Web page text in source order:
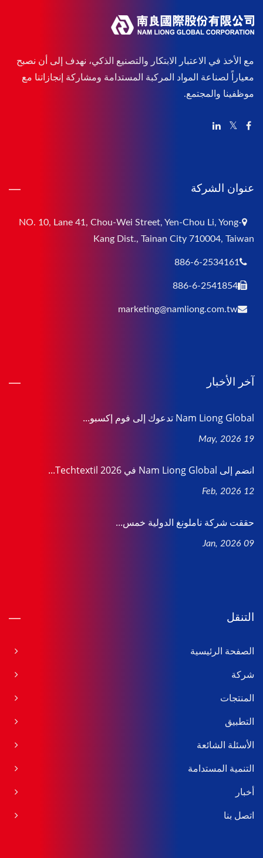
مع الأخذ في الاعتبار الابتكار والتصنيع الذكي، نهدف إلى أن نصبح
معياراً لصناعة المواد المركبة المستدامة ومشاركة إنجازاتنا مع
موظفينا والمجتمع.
عنوان الشركة
NO. 10, Lane 41, Chou-Wei Street, Yen-Chou Li, Yong-
Kang Dist., Tainan City 710004, Taiwan
886-6-2534161
886-6-2541854
marketing@namliong.com.tw
آخر الأخبار
Nam Liong Global تدعوك إلى فوم إكسبو...
19 May, 2026
انضم إلى Nam Liong Global في Techtextil 2026...
12 Feb, 2026
حققت شركة ناملونغ الدولية خمس...
09 Jan, 2026
التنقل
الصفحة الرئيسية
شركة
المنتجات
التطبيق
الأسئلة الشائعة
التنمية المستدامة
أخبار
اتصل بنا